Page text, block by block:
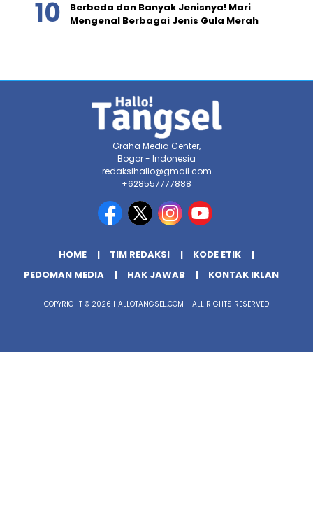
Berbeda dan Banyak Jenisnya! Mari
Mengenal Berbagai Jenis Gula Merah
Graha Media Center,
Bogor - Indonesia
redaksihallo@gmail.com
+628557777888
HOME TIM REDAKSI
KODE ETIK
PEDOMAN MEDIA
HAK JAWAB KONTAK IKLAN
COPYRIGHT © 2026 HALLOTANGSEL.COM - ALL RIGHTS RESERVED